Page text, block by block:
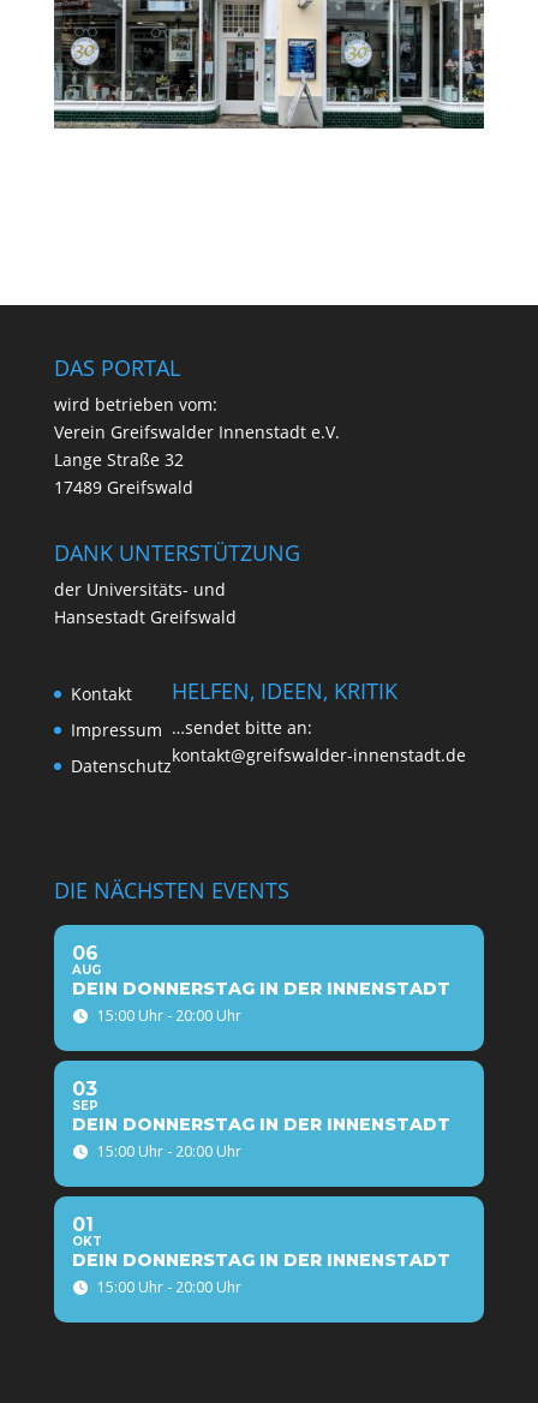
DAS PORTAL
wird betrie­ben vom:
Ver­ein Greifs­wal­der Innen­stadt e.V.
Lan­ge Stra­ße 32
17489 Greifswald
DANK UNTERSTÜTZUNG
der Uni­ver­si­täts- und
Han­se­stadt Greifswald
Kon­takt
Impres­sum
Daten­schutz
HELFEN, IDEEN, KRITIK
…sen­det bit­te an:
kontakt@greifswalder-innenstadt.de
DIE NÄCHSTEN EVENTS
06
AUG
DEIN DONNERSTAG IN DER INNENSTADT
15:00 Uhr - 20:00 Uhr
03
SEP
DEIN DONNERSTAG IN DER INNENSTADT
15:00 Uhr - 20:00 Uhr
01
OKT
DEIN DONNERSTAG IN DER INNENSTADT
15:00 Uhr - 20:00 Uhr